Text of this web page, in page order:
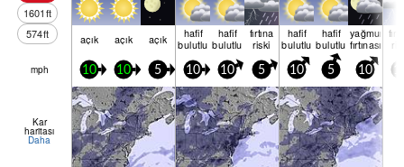
1601ft
574ft açık açık açık hafif
bulutlu
hafif
bulutlu
fırtına
riski
hafif
bulutlu
hafif
bulutlu
yağmur
fırtınası
mph 10 10 5 10 10 5 10 5 10
Kar
haritası
Daha